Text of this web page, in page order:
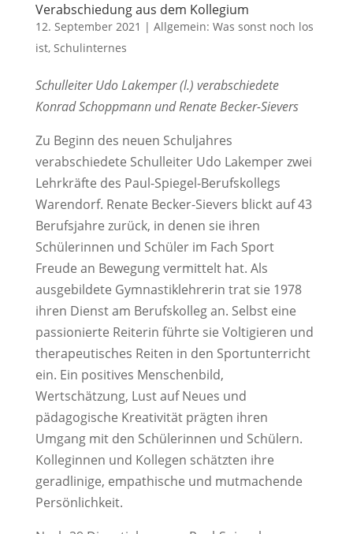
Verabschiedung aus dem Kollegium
12. September 2021 | Allgemein: Was sonst noch los
ist, Schulinternes
Schulleiter Udo Lakemper (l.) verabschiedete
Konrad Schoppmann und Renate Becker-Sievers
Zu Beginn des neuen Schuljahres
verabschiedete Schulleiter Udo Lakemper zwei
Lehrkräfte des Paul-Spiegel-Berufskollegs
Warendorf. Renate Becker-Sievers blickt auf 43
Berufsjahre zurück, in denen sie ihren
Schülerinnen und Schüler im Fach Sport
Freude an Bewegung vermittelt hat. Als
ausgebildete Gymnastiklehrerin trat sie 1978
ihren Dienst am Berufskolleg an. Selbst eine
passionierte Reiterin führte sie Voltigieren und
therapeutisches Reiten in den Sportunterricht
ein. Ein positives Menschenbild,
Wertschätzung, Lust auf Neues und
pädagogische Kreativität prägten ihren
Umgang mit den Schülerinnen und Schülern.
Kolleginnen und Kollegen schätzten ihre
geradlinige, empathische und mutmachende
Persönlichkeit.